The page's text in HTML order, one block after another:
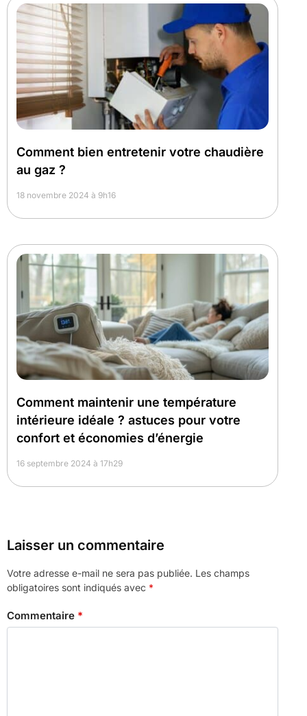
Comment bien entretenir votre chaudière
au gaz ?
18 novembre 2024 à 9h16
Comment maintenir une température
intérieure idéale ? astuces pour votre
confort et économies d’énergie
16 septembre 2024 à 17h29
Laisser un commentaire
Votre adresse e-mail ne sera pas publiée. Les champs
obligatoires sont indiqués avec *
Commentaire *